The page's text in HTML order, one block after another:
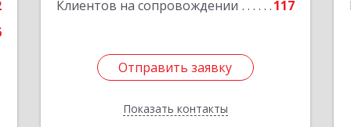
Клиентов на сопровождении 117
Отправить заявку
Показать контакты
Отправить заявку
Назад